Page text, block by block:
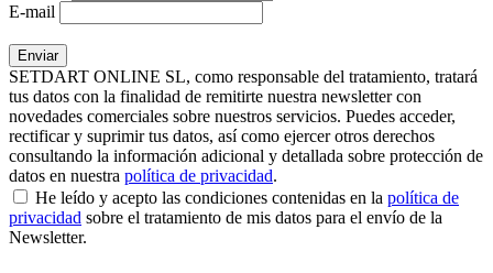
E-mail
SETDART ONLINE SL, como responsable del tratamiento, tratará
tus datos con la finalidad de remitirte nuestra newsletter con
novedades comerciales sobre nuestros servicios. Puedes acceder,
rectificar y suprimir tus datos, así como ejercer otros derechos
consultando la información adicional y detallada sobre protección de
datos en nuestra política de privacidad.
He leído y acepto las condiciones contenidas en la política de
privacidad sobre el tratamiento de mis datos para el envío de la
Newsletter.